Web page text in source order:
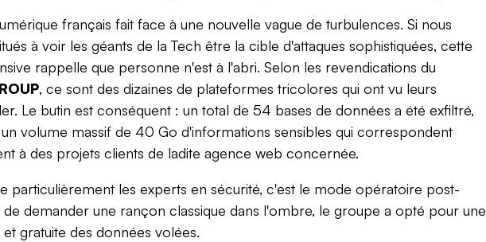
français fait face à une nouvelle vague de turbulences. Si nous
à voir les géants de la Tech être la cible d'attaques sophistiquées, cette
rappelle que personne n'est à l'abri. Selon les revendications du
, ce sont des dizaines de plateformes tricolores qui ont vu leurs
Le butin est conséquent : un total de 54 bases de données a été exfiltré,
volume massif de 40 Go d'informations sensibles qui correspondent
à des projets clients de ladite agence web concernée.
particulièrement les experts en sécurité, c'est le mode opératoire post-
de demander une rançon classique dans l'ombre, le groupe a opté pour une
gratuite des données volées.